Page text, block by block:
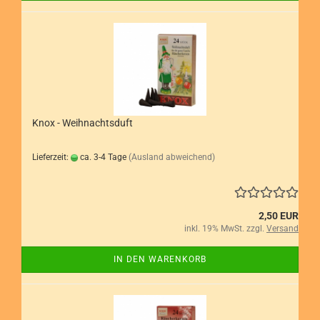
Knox - Weihnachtsduft
Lieferzeit: ca. 3-4 Tage (Ausland abweichend)
2,50 EUR
inkl. 19% MwSt. zzgl. Versand
IN DEN WARENKORB